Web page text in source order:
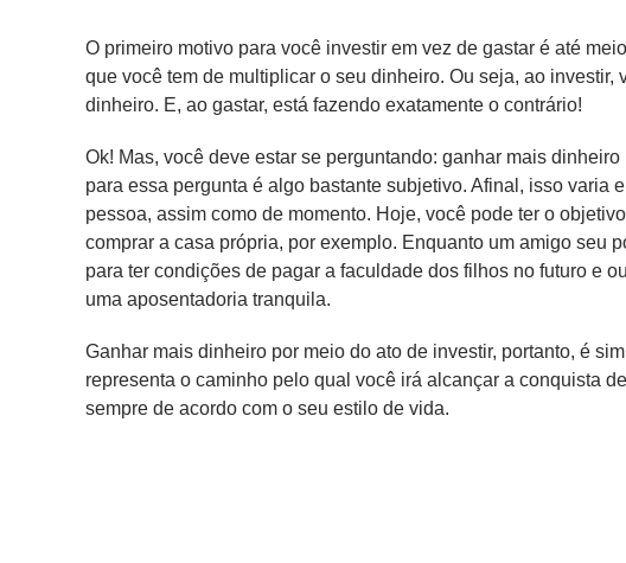
O primeiro motivo para você investir em vez de gastar é até
que você tem de multiplicar o seu dinheiro. Ou seja, ao investir,
dinheiro. E, ao gastar, está fazendo exatamente o contrário!
Ok! Mas, você deve estar se perguntando: ganhar mais
para essa pergunta é algo bastante subjetivo. Afinal, isso varia
pessoa, assim como de momento. Hoje, você pode ter o
comprar a casa própria, por exemplo. Enquanto um amigo seu
para ter condições de pagar a faculdade dos filhos no futuro e
uma aposentadoria tranquila.
Ganhar mais dinheiro por meio do ato de investir, portanto, é
representa o caminho pelo qual você irá alcançar a conquista
sempre de acordo com o seu estilo de vida.